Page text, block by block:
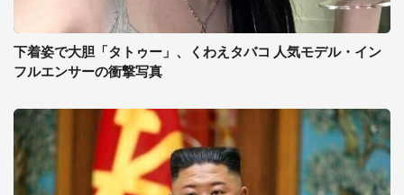
下着姿で大胆「タトゥー」、くわえタバコ 人気モデル・イン
フルエンサーの衝撃写真